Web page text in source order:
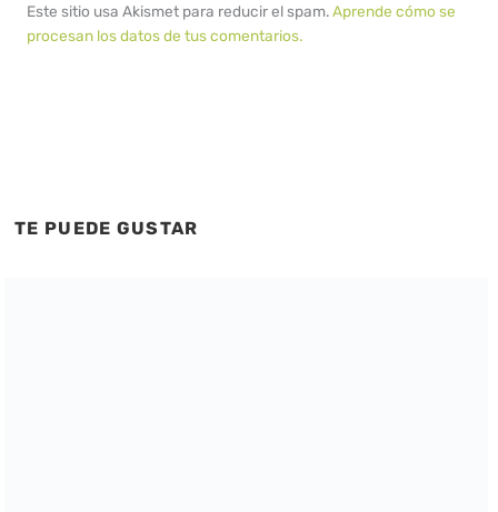
Este sitio usa Akismet para reducir el spam.Aprende cómo se
procesan los datos de tus comentarios.
TE PUEDE GUSTAR